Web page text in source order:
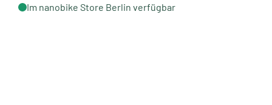
Im nanobike Store Berlin verfügbar